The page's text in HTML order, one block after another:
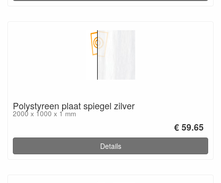
Polystyreen plaat spiegel zilver
2000 x 1000 x 1 mm
€ 59.65
Details